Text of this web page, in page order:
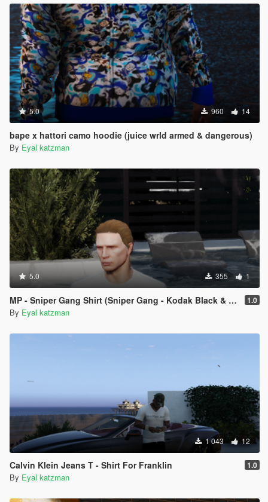
5.0 960 14
bape x hattori camo hoodie (juice wrld armed & dangerous)
By Eyal katzman
5.0 355 1
MP - Sniper Gang Shirt (Sniper Gang - Kodak Black & Jackboy gang) 1.0
By Eyal katzman
1 043 12
Calvin Klein Jeans T - Shirt For Franklin 1.0
By Eyal katzman